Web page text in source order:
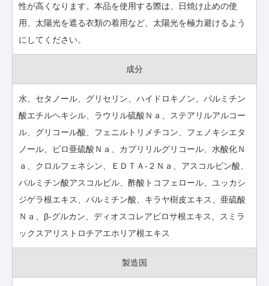
性が高くなります。本品を使用する際は、日焼け止めの使
用、太陽光を遮る衣類の着用など、太陽光を極力避けるよう
にしてください。
成分
水、セタノール、グリセリン、ハイドロキノン、パルミチン
酸エチルヘキシル、ラウリル硫酸Ｎａ、ステアリルアルコー
ル、グリコール酸、フェニルトリメチコン、フェノキシエタ
ノール、ピロ亜硫酸Ｎａ、カプリリルグリコール、水酸化Ｎ
ａ、クロルフェネシン、ＥＤＴＡ-２Ｎａ、アスコルビン酸、
パルミチン酸アスコルビル、酢酸トコフェロール、ユッカシ
ジゲラ根エキス、パルミチン酸、キラヤ樹皮エキス、亜硫酸
Ｎａ、β-グルカン、ディオスコレアビロサ根エキス、スミラ
ックスアリストロチアエホリア根エキス
製造国